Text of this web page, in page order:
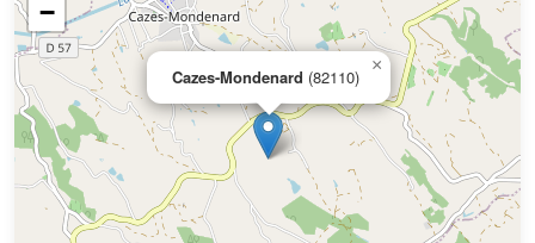
Cazes-Mondenard (82110)
×
−